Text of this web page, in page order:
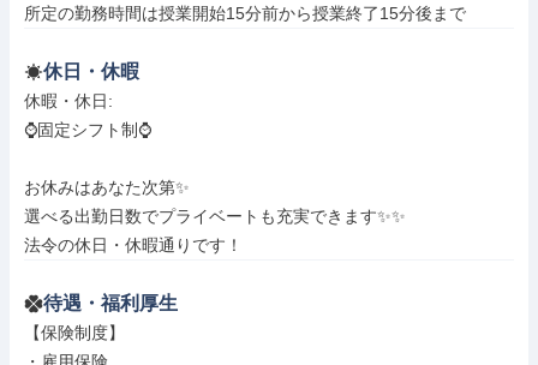
所定の勤務時間は授業開始15分前から授業終了15分後まで
休日・休暇
休暇・休日:
⌚️固定シフト制⌚️
お休みはあなた次第✨
選べる出勤日数でプライベートも充実できます✨✨
法令の休日・休暇通りです！
待遇・福利厚生
【保険制度】